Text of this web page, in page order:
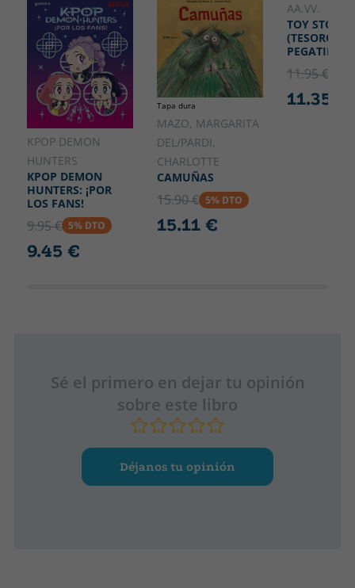
KPOP DEMON
HUNTERS
KPOP DEMON
HUNTERS: ¡POR
LOS FANS!
9.95 € 5% DTO
9.45 €
Tapa dura
MAZO, MARGARITA
DEL/PARDI,
CHARLOTTE
CAMUÑAS
15.90 € 5% DTO
15.11 €
AA.VV.
TOY STORY
(TESORO DE
PEGATINAS)
11.95 €
11.35 €
Sé el primero en dejar tu opinión
sobre este libro
Déjanos tu opinión